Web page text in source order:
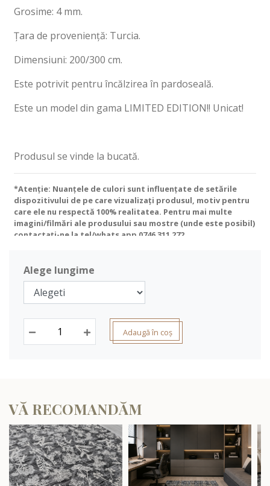
Grosime: 4 mm.
Țara de proveniență: Turcia.
Dimensiuni: 200/300 cm.
Este potrivit pentru încălzirea în pardoseală.
Este un model din gama LIMITED EDITION!! Unicat!
Produsul se vinde la bucată.
*Atenție: Nuanțele de culori sunt influențate de setările
dispozitivului de pe care vizualizați produsul, motiv pentru
care ele nu respectă 100% realitatea. Pentru mai multe
imagini/filmări ale produsului sau mostre (unde este posibil)
contactați-ne la tel/whats app 0746 311 272
Alege lungime
Adaugă în coș
VĂ RECOMANDĂM